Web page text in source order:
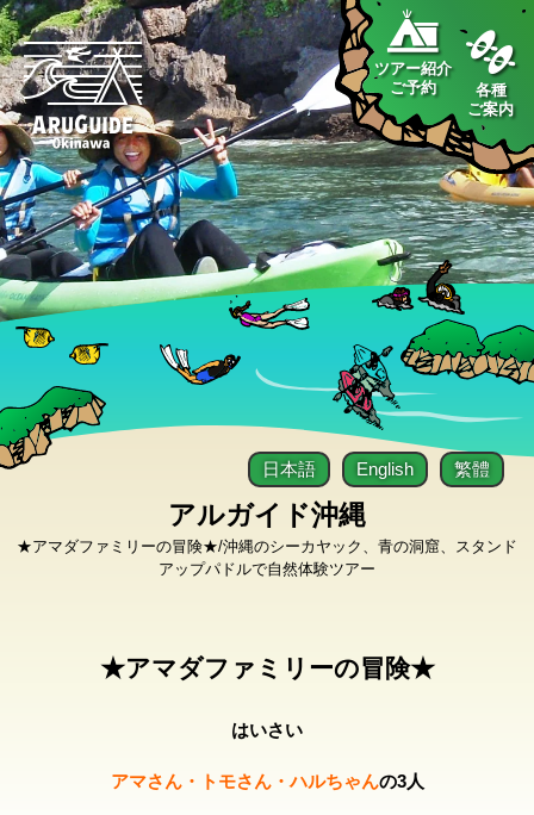
ツアー紹介
ご予約
各種
ご案内
アルガイド沖縄
★アマダファミリーの冒険★/沖縄のシーカヤック、青の洞窟、スタンド
アップパドルで自然体験ツアー
日本語 English 繁體
★アマダファミリーの冒険★
はいさい
アマさん・トモさん・ハルちゃんの3人